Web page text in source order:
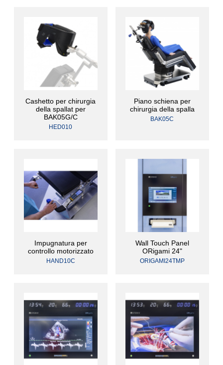
Cashetto per chirurgia
della spallat per
BAK05G/C
HED010
Piano schiena per
chirurgia della spalla
BAK05C
Impugnatura per
controllo motorizzato
HAND10C
Wall Touch Panel
ORigami 24"
ORIGAMI24TMP